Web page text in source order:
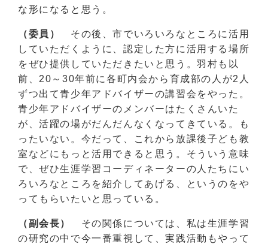
な形になると思う。
（委員）
その後、市でいろいろなところに活用
していただくように、認定した方に活用する場所
をぜひ提供していただきたいと思う。羽村も以
前、20～30年前に各町内会から育成部の人が2人
ずつ出て青少年アドバイザーの講習会をやった。
青少年アドバイザーのメンバーはたくさんいた
が、活躍の場がだんだんなくなってきている。も
ったいない。今だって、これから放課後子ども教
室などにもっと活用できると思う。そういう意味
で、ぜひ生涯学習コーディネーターの人たちにい
ろいろなところを紹介してあげる、というのをや
ってもらいたいと思っている。
（副会長）
その関係については、私は生涯学習
の研究の中で今一番重視して、実践活動もやって